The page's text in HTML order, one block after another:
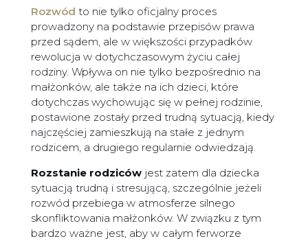
Rozwód to nie tylko oficjalny proces
prowadzony na podstawie przepisów prawa
przed sądem, ale w większości przypadków
rewolucja w dotychczasowym życiu całej
rodziny. Wpływa on nie tylko bezpośrednio na
małżonków, ale także na ich dzieci, które
dotychczas wychowując się w pełnej rodzinie,
postawione zostały przed trudną sytuacją, kiedy
najczęściej zamieszkują na stałe z jednym
rodzicem, a drugiego regularnie odwiedzają.
Rozstanie rodzicówjest zatem dla dziecka
sytuacją trudną i stresującą, szczególnie jeżeli
rozwód przebiega w atmosferze silnego
skonfliktowania małżonków. W związku z tym
bardzo ważne jest, aby w całym ferworze